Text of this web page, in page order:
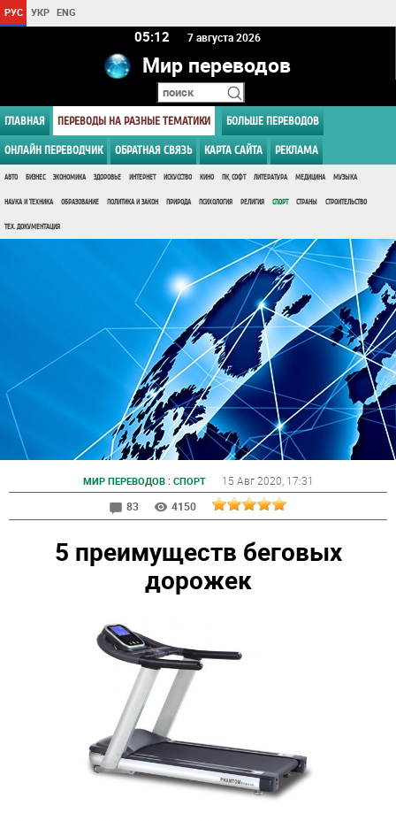
РУС УКР ENG
05 12 7 августа 2026
Мир переводов
ГЛАВНАЯ ПЕРЕВОДЫ НА РАЗНЫЕ ТЕМАТИКИ БОЛЬШЕ ПЕРЕВОДОВ
ОНЛАЙН ПЕРЕВОДЧИК ОБРАТНАЯ СВЯЗЬ КАРТА САЙТА РЕКЛАМА
АВТО БИЗНЕС ЭКОНОМИКА ЗДОРОВЬЕ ИНТЕРНЕТ ИСКУССТВО КИНО ПК, СОФТ ЛИТЕРАТУРА МЕДИЦИНА МУЗЫКА
НАУКА И ТЕХНИКА ОБРАЗОВАНИЕ ПОЛИТИКА И ЗАКОН ПРИРОДА ПСИХОЛОГИЯ РЕЛИГИЯ СПОРТ СТРАНЫ СТРОИТЕЛЬСТВО
ТЕХ. ДОКУМЕНТАЦИЯ
МИР ПЕРЕВОДОВ: СПОРТ 15 Авг 2020 , 17:31
83
4150
5 преимуществ беговых
дорожек